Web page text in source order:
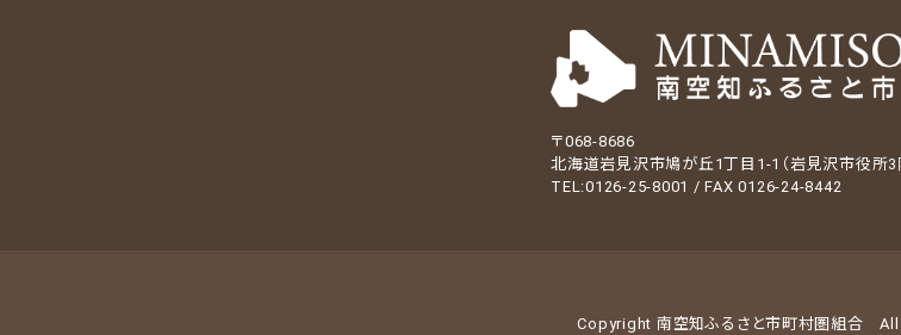
〒068-8686
北海道岩見沢市鳩が丘1丁目1-1（岩見沢市役所3
TEL:0126-25-8001 / FAX 0126-24-8442
Copyright 南空知ふるさと市町村圏組合